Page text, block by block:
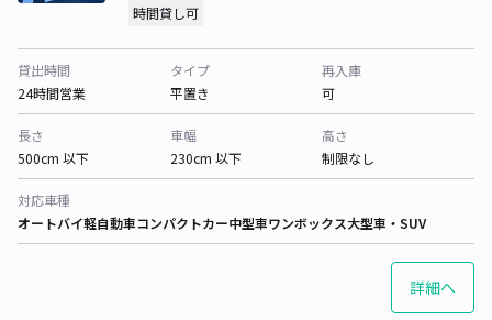
時間貸し可
貸出時間
24時間営業
タイプ
平置き
再入庫
可
長さ
500cm 以下
車幅
230cm 以下
高さ
制限なし
対応車種
オートバイ軽自動車コンパクトカー中型車ワンボックス大型車・SUV
詳細へ